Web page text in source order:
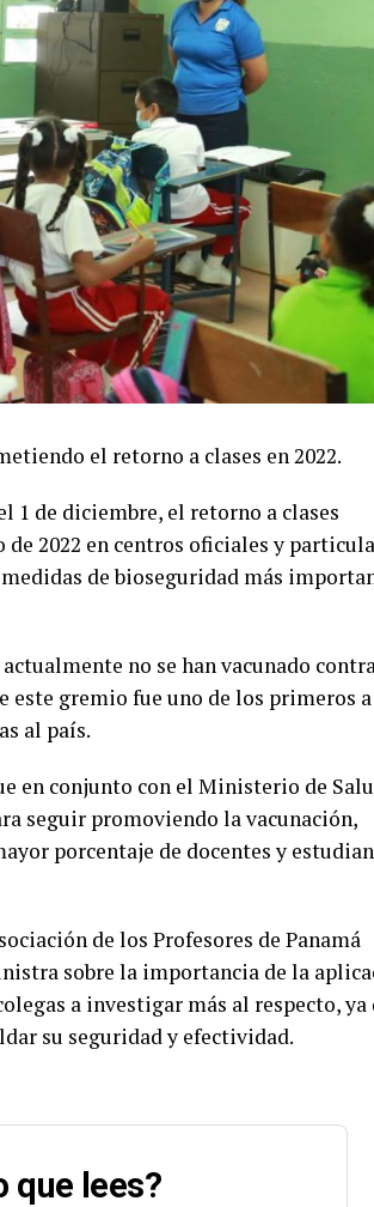
el retorno a clases en 2022.
1 de diciembre, el retorno a clases
2022 en centros oficiales y
de bioseguridad más
no se han vacunado
este gremio fue uno de los primeros
al país.
en conjunto con el Ministerio de
seguir promoviendo la vacunación,
porcentaje de docentes y
de los Profesores de Panamá
sobre la importancia de la
a investigar más al respecto, ya
su seguridad y efectividad.
que lees?